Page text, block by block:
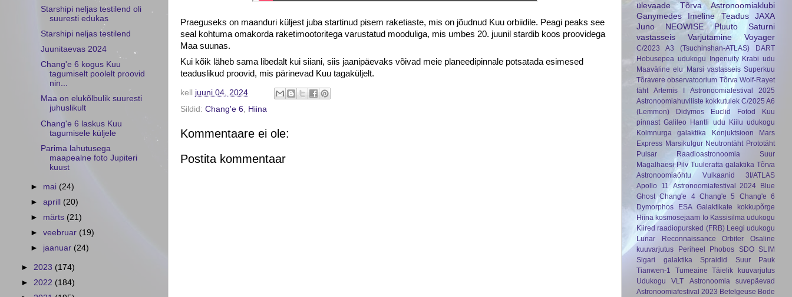
Praeguseks on maanduri küljest juba startinud pisem raketiaste, mis on jõudnud Kuu orbiidile. Peagi peaks see
seal kohtuma omakorda raketimootoritega varustatud mooduliga, mis umbes 20. juunil stardib koos proovidega
Maa suunas.
Kui kõik läheb sama libedalt kui siiani, siis jaanipäevaks võivad meie planeedipinnale potsatada esimesed
teaduslikud proovid, mis pärinevad Kuu tagaküljelt.
kell juuni 04, 2024
Sildid: Chang'e 6 Hiina
Kommentaare ei ole:
Postita kommentaar
Starshipi neljas testilend oli
suuresti edukas
Starshipi neljas testilend
Juunitaevas 2024
Chang'e 6 kogus Kuu
tagumiselt poolelt proovid
nin...
Maa on elukõlbulik suuresti
juhuslikult
Chang'e 6 laskus Kuu
tagumisele küljele
Parima lahutusega
maapealne foto Jupiteri
kuust
► mai (24)
►aprill (20)
► märts (21)
►veebruar (19)
► jaanuar (24)
► 2023 (174)
► 2022 (184)
ülevaade
Tõrva Astronoomiaklubi
Ganymedes
Imeline Teadus
JAXA
Juno
NEOWISE Pluuto
Saturni
vastasseis
Varjutamine Voyager
C/2023 A3 (Tsuchinshan-ATLAS)
DART
Hobusepea udukogu Ingenuity Krabi udu
Maaväline elu Marsi vastasseis Superkuu
Tõravere observatoorium Tõrva Wolf-Rayet
täht
Artemis I
Astronoomiafestival 2025
Astronoomiahuviliste kokkutulek C/2025 A6
(Lemmon)
Didymos Euclid
Fotod Kuu
pinnast Galileo Hantli udu Kiilu udukogu
Kolmnurga galaktika
Konjuktsioon
Mars
Express Marsikulgur Neutrontäht Prototäht
Pulsar
Raadioastronoomia
Suur
Magalhaesi Pilv Tuuleratta galaktika Tõrva
Astronoomiaõhtu
Vulkaanid
3I/ATLAS
Apollo 11
Astronoomiafestival 2024 Blue
Ghost Chang'e 4 Chang'e 5
Chang'e 6
Dymorphos
ESA Galaktikate kokkupõrge
Hiina kosmosejaam Io Kassisilma udukogu
Kiired raadiopursked (FRB) Leegi udukogu
Lunar Reconnaissance Orbiter
Osaline
kuuvarjutus
Periheel Phobos SDO SLIM
Sigari galaktika
Spraidid
Suur Pauk
Tianwen-1
Tumeaine Täielik kuuvarjutus
Udukogu
VLT
Astronoomia suvepäevad
Astronoomiafestival 2023 Betelgeuse Bode